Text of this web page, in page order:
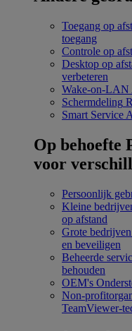
Toegang op
toegang
Controle op
Desktop op
verbeteren
Wake-on-LAN
Schermdeling
Smart Service
Op behoefte
voor
Persoonlijk
Kleine
op afstand
Grote bedrijven
en beveiligen
Beheerde
behouden
OEM's
Non-
TeamViewer-